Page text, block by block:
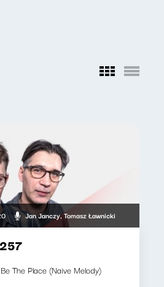
Jan Janczy, Tomasz Ławnicki
The Place (Naive Melody)